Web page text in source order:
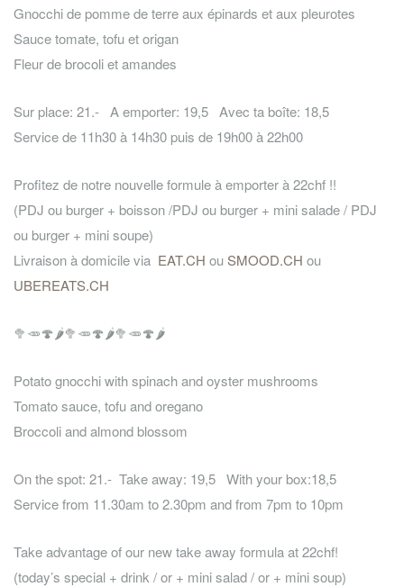
Gnocchi de pomme de terre aux épinards et aux pleurotes
Sauce tomate, tofu et origan
Fleur de brocoli et amandes
Sur place: 21.- A emporter: 19,5 Avec ta boîte: 18,5
Service de 11h30 à 14h30 puis de 19h00 à 22h00
Profitez de notre nouvelle formule à emporter à 22chf !!
(PDJ ou burger + boisson /PDJ ou burger + mini salade / PDJ
ou burger + mini soupe)
Livraison à domicile via EAT.CH ouSMOOD.CH ou
UBEREATS.CH
🥦🥕🍄🌶️🥦🥕🍄🌶️🥦🥕🍄🌶️
Potato gnocchi with spinach and oyster mushrooms
Tomato sauce, tofu and oregano
Broccoli and almond blossom
On the spot: 21.- Take away: 19,5 With your box:18,5
Service from 11.30am to 2.30pm and from 7pm to 10pm
Take advantage of our new take away formula at 22chf!
(today’s special + drink / or + mini salad / or + mini soup)